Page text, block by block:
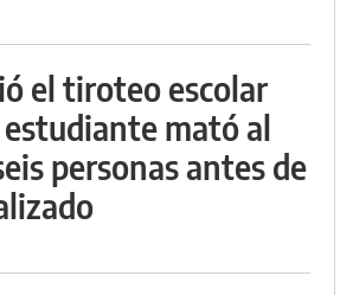
el tiroteo escolar
mató al
personas antes de